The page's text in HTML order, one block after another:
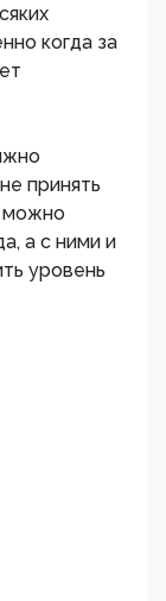
когда за
принять
можно
а с ними и
уровень